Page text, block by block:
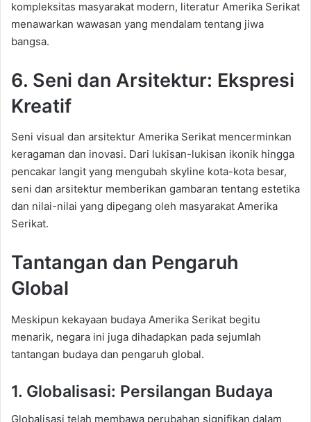
kompleksitas masyarakat modern, literatur Amerika Serikat
menawarkan wawasan yang mendalam tentang jiwa
bangsa.
6. Seni dan Arsitektur: Ekspresi
Kreatif
Seni visual dan arsitektur Amerika Serikat mencerminkan
keragaman dan inovasi. Dari lukisan-lukisan ikonik hingga
pencakar langit yang mengubah skyline kota-kota besar,
seni dan arsitektur memberikan gambaran tentang estetika
dan nilai-nilai yang dipegang oleh masyarakat Amerika
Serikat.
Tantangan dan Pengaruh
Global
Meskipun kekayaan budaya Amerika Serikat begitu
menarik, negara ini juga dihadapkan pada sejumlah
tantangan budaya dan pengaruh global.
1. Globalisasi: Persilangan Budaya
Globalisasi telah membawa perubahan signifikan dalam